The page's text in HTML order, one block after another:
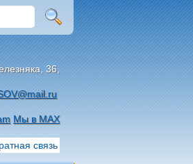
36,
Мы в МАХ
связь